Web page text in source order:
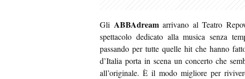
Gli ABBAdreamarrivano al Teatro
spettacolo dedicato alla musica senza
passando per tutte quelle hit che hanno
d’Italia porta in scena un concerto che
all’originale. È il modo migliore per